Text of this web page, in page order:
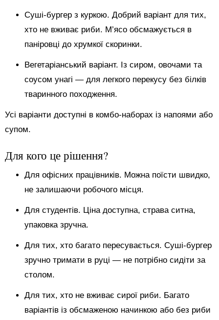
Суші-бургер з куркою. Добрий варіант для тих,
хто не вживає риби. М’ясо обсмажується в
паніровці до хрумкої скоринки.
Вегетаріанський варіант. Із сиром, овочами та
соусом унагі — для легкого перекусу без білків
тваринного походження.
Усі варіанти доступні в комбо-наборах із напоями або
супом.
Для кого це рішення?
Для офісних працівників. Можна поїсти швидко,
не залишаючи робочого місця.
Для студентів. Ціна доступна, страва ситна,
упаковка зручна.
Для тих, хто багато пересувається. Суші-бургер
зручно тримати в руці — не потрібно сидіти за
столом.
Для тих, хто не вживає сирої риби. Багато
варіантів із обсмаженою начинкою або без риби